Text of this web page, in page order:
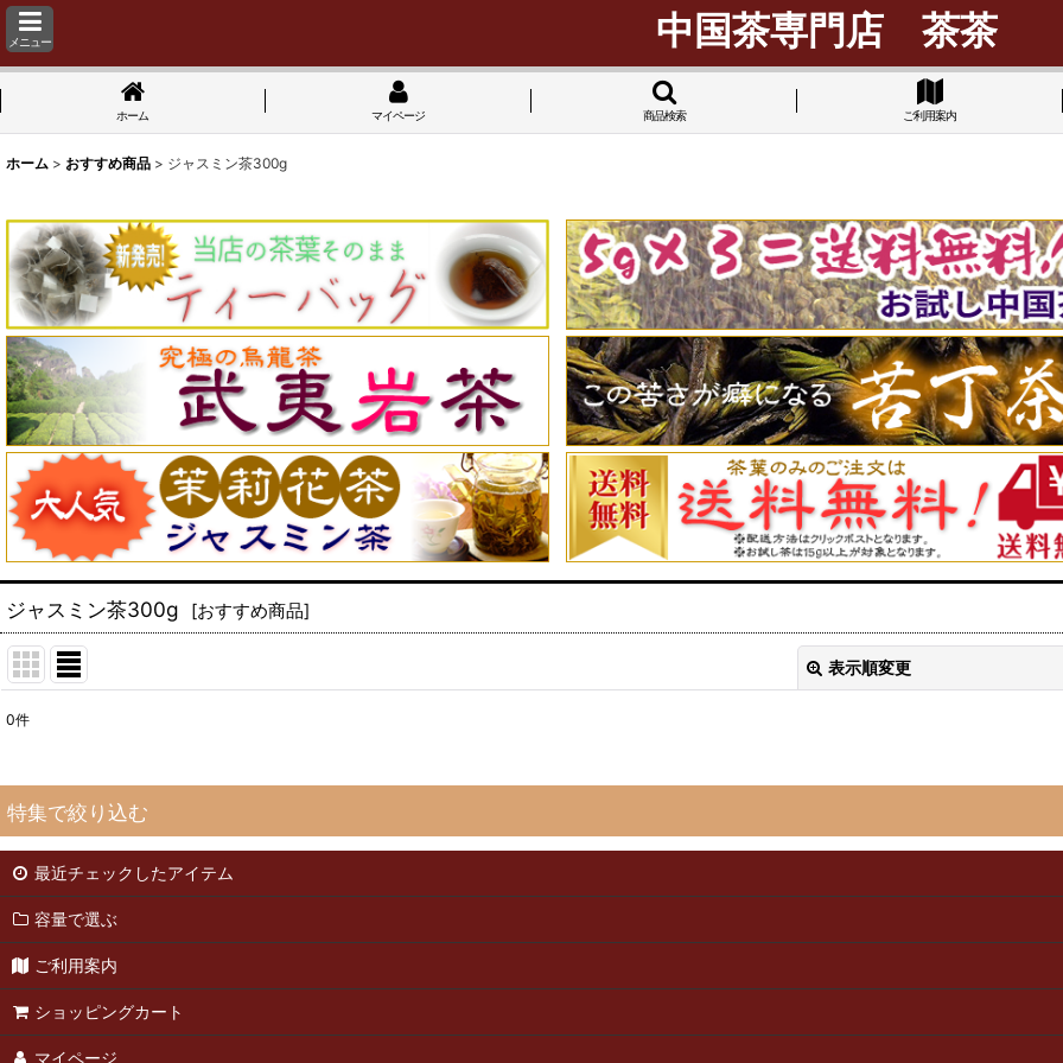
メニュー 中国茶専門店 茶茶
ホーム マイページ 商品検索 ご利用案内
ホーム > おすすめ商品 > ジャスミン茶300g
ジャスミン茶300g [おすすめ商品]
表示順変更
並び順:
0件
特集で絞り込む
緑茶50g
緑茶25g
武夷岩茶50g
最近チェックしたアイテム
容量で選ぶ
ご利用案内
ショッピングカート
マイページ